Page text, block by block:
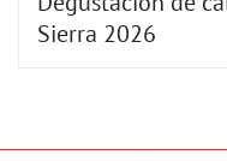
Sierra 2026